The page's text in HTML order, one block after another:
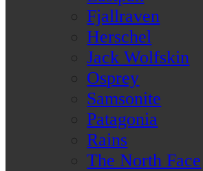
Fjallraven
Herschel
Jack Wolfskin
Osprey
Samsonite
Patagonia
Rains
The North Face